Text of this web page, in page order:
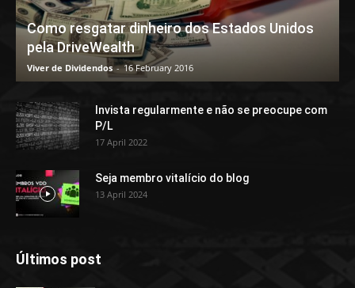
Como resgatar dinheiro dos Estados Unidos
pela DriveWealth
Viver de Dividendos - 16 February 2016
Invista regularmente e não se preocupe com
P/L
17 April 2022
Seja membro vitalício do blog
13 April 2024
Últimos post